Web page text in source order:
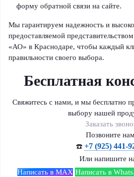
форму обратной связи на сайте.
Мы гарантируем надежность и
предоставляемой
«АО» в Краснодаре, чтобы каждый
правильности своего выбора.
Бесплатная
Свяжитесь с нами, и мы бесплатно
выбору нашей
Заказать
Позвоните
☎️ +7 (925) 441-
Или напишите
Написать в MAX Написать в